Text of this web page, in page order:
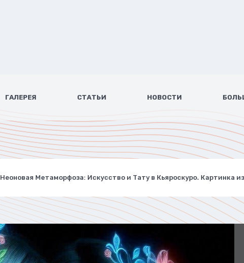
ГАЛЕРЕЯ СТАТЬИ НОВОСТИ
Неоновая Метаморфоза: Искусство и Тату в Кьяроскуро. Картинка